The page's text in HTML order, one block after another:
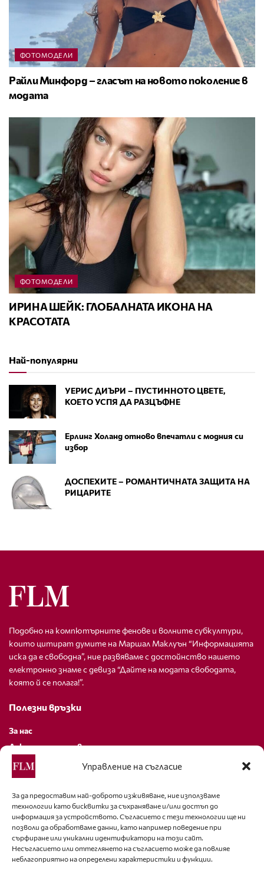
Управление на съгласие
За да предоставим най-доброто изживяване, ние използваме
технологии като бисквитки за съхраняване и/или достъп до
информация за устройството. Съгласието с тези технологии ще ни
позволи да обработваме данни, като например поведение при
сърфиране или уникални идентификатори на този сайт.
Несъгласието или оттеглянето на съгласието може да повлияе
неблагоприятно на определени характеристики и функции.
ФОТОМОДЕЛИ
Райли Минфорд – гласът на новото поколение в
модата
ФОТОМОДЕЛИ
ИРИНА ШЕЙК: ГЛОБАЛНАТА ИКОНА НА
КРАСОТАТА
Най-популярни
УЕРИС ДИЪРИ – ПУСТИННОТО ЦВЕТЕ,
КОЕТО УСПЯ ДА РАЗЦЪФНЕ
Ерлинг Холанд отново впечатли с модния си
избор
ДОСПЕХИТЕ – РОМАНТИЧНАТА ЗАЩИТА НА
РИЦАРИТЕ
Подобно на компютърните фенове и волните субкултури,
които цитират думите на Маршал Маклуън “Информацията
иска да е свободна”, ние развяваме с достойнство нашето
електронно знаме с девиза “Дайте на модата свободата,
която й се полага!”.
Полезни връзки
За нас
Декларация за поверителност
Политика за бисквитки
За контакти
editor@fashion-lifestyle.net
+359 88 227 33 47
Последвайте ни